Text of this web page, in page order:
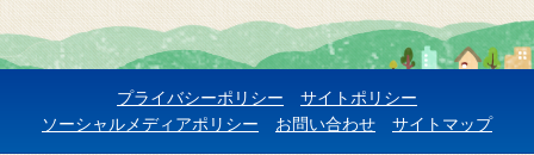
プライバシーポリシー
サイトポリシー
ソーシャルメディアポリシー
お問い合わせ サイトマップ